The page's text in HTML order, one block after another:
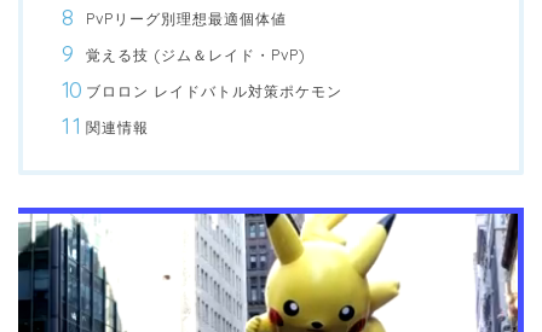
PvPリーグ別理想最適個体値
覚える技 (ジム＆レイド・PvP)
ブロロン レイドバトル対策ポケモン
関連情報